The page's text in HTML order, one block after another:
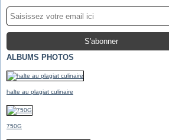
ALBUMS PHOTOS
halte au plagiat culinaire
750G